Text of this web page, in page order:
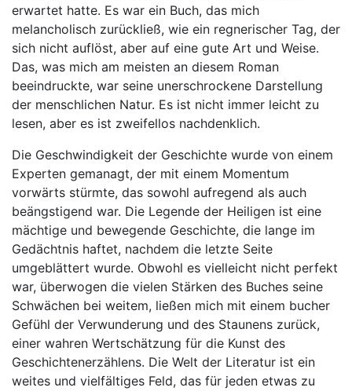
erwartet hatte. Es war ein Buch, das mich
melancholisch zurückließ, wie ein regnerischer Tag, der
sich nicht auflöst, aber auf eine gute Art und Weise.
Das, was mich am meisten an diesem Roman
beeindruckte, war seine unerschrockene Darstellung
der menschlichen Natur. Es ist nicht immer leicht zu
lesen, aber es ist zweifellos nachdenklich.
Die Geschwindigkeit der Geschichte wurde von einem
Experten gemanagt, der mit einem Momentum
vorwärts stürmte, das sowohl aufregend als auch
beängstigend war. Die Legende der Heiligen ist eine
mächtige und bewegende Geschichte, die lange im
Gedächtnis haftet, nachdem die letzte Seite
umgeblättert wurde. Obwohl es vielleicht nicht perfekt
war, überwogen die vielen Stärken des Buches seine
Schwächen bei weitem, ließen mich mit einem bucher
Gefühl der Verwunderung und des Staunens zurück,
einer wahren Wertschätzung für die Kunst des
Geschichtenerzählens. Die Welt der Literatur ist ein
weites und vielfältiges Feld, das für jeden etwas zu